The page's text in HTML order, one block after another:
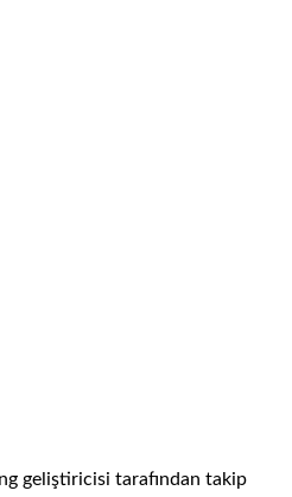
geliştiricisi tarafından takip